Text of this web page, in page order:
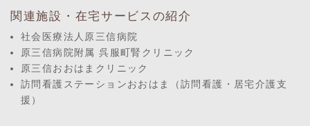
関連施設・在宅サービスの紹介
社会医療法人原三信病院
原三信病院附属 呉服町腎クリニック
原三信おおはまクリニック
訪問看護ステーションおおはま（訪問看護・居宅介護支
援）